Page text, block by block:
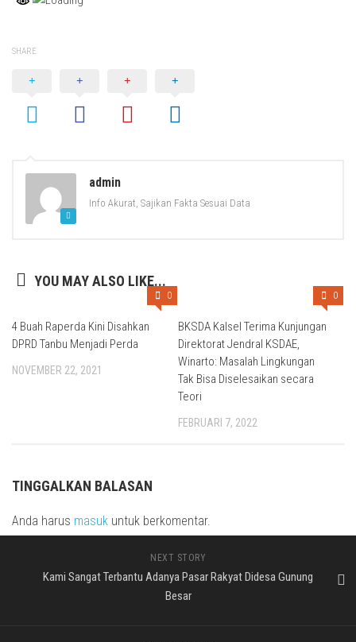
SHARE
admin
Info Akurat, Sajikan Fakta Sesuai Data
YOU MAY ALSO LIKE...
0
4 Buah Raperda Kini Disahkan
DPRD Tanbu Menjadi Perda
NOVEMBER 22, 2021
0
BKSDA Kalsel Terima Kunjungan
Direktorat Jendral KSDAE,
Winarto: Masalah Lingkungan
Tak Bisa Diselesaikan secara
Teori
FEBRUARI 7, 2022
TINGGALKAN BALASAN
Anda harus masuk untuk berkomentar.
NEXT STORY
Kami Sangat Terbantu Adanya Pasar Rakyat Didesa Gunung
Besar